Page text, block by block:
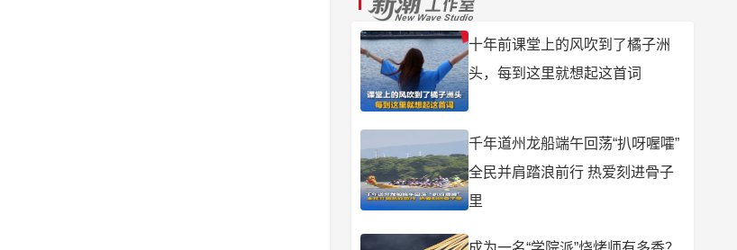
十年前课堂上的风吹到了橘子洲
头，每到这里就想起这首词
千年道州龙船端午回荡“扒呀喔嚯”
全民并肩踏浪前行 热爱刻进骨子
里